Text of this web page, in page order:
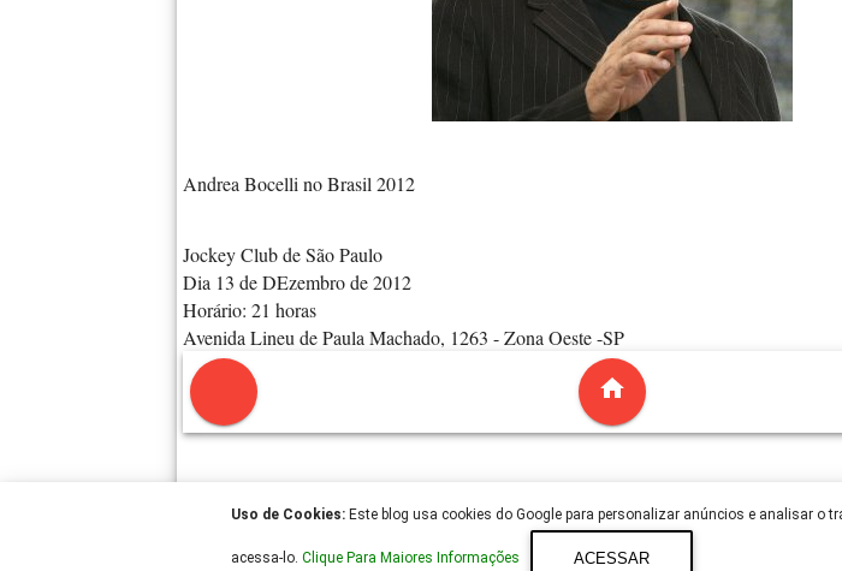
Andrea Bocelli no Brasil 2012
Jockey Club de São Paulo
Dia 13 de DEzembro de 2012
Horário: 21 horas
Avenida Lineu de Paula Machado, 1263 - Zona Oeste -SP
Uso de Cookies:Este blog usa cookies do Google para personalizar anúncios e analisar o
acessa-lo. Clique Para Maiores Informações ACESSAR